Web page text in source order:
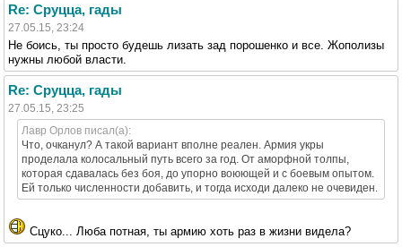
Re: Сруцца, гады
27.05.15, 23:24
Не боись, ты просто будешь лизать зад порошенко и все. Жополизы
нужны любой власти.
Re: Сруцца, гады
27.05.15, 23:25
Лавр Орлов писал(а):
Что, очканул? А такой вариант вполне реален. Армия укры
проделала колосальный путь всего за год. От аморфной толпы,
которая сдавалась без боя, до упорно воюющей и с боевым опытом.
Ей только численности добавить, и тогда исходи далеко не очевиден.
Сцуко... Люба потная, ты армию хоть раз в жизни видела?